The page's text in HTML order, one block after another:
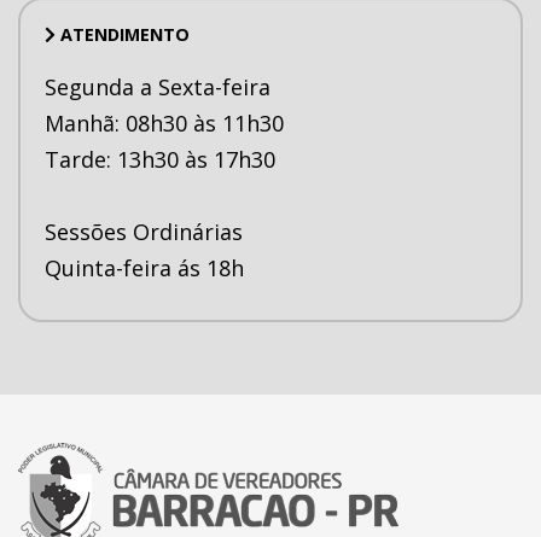
ATENDIMENTO
Segunda a Sexta-feira
Manhã: 08h30 às 11h30
Tarde: 13h30 às 17h30
Sessões Ordinárias
Quinta-feira ás 18h